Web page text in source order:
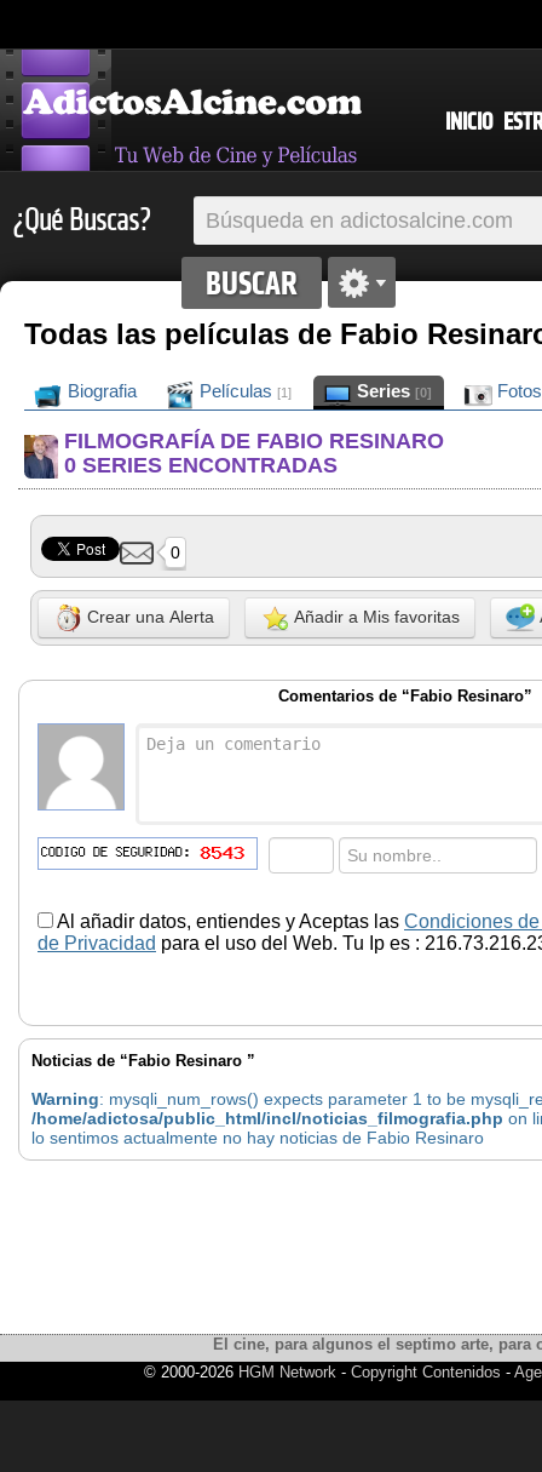
INICIO
¿Qué Buscas?
Todas las películas de Fabio
Biografia Películas [1] Series [0]
FILMOGRAFÍA DE FABIO RESINARO
0 SERIES ENCONTRADAS
0
Crear una Alerta Añadir a Mis favoritas
Comentarios de “Fabio Resinaro”
Al añadir datos, entiendes y Aceptas las Condiciones
de Privacidad para el uso del Web. Tu Ip es :
Noticias de “Fabio Resinaro ”
Warning: mysqli_num_rows() expects parameter 1 to be
/home/adictosa/public_html/incl/noticias_filmografia.php on
lo sentimos actualmente no hay noticias de Fabio Resinaro
El cine, para algunos el septimo arte,
© 2000-2026 HGM Network - Copyright Contenidos -